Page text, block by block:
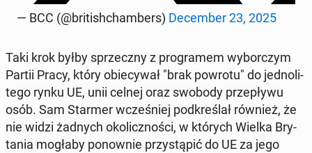
— BCC (@bri­ti­sh­cham­bers) De­cem­ber 23, 2025
Taki krok byłby sprzecz­ny z pro­gra­mem wy­bor­czym
Partii Pracy, który obie­cy­wał "brak powrotu" do jed­no­li­
te­go rynku UE, unii celnej oraz swobody prze­pły­wu
osób. Sam Starmer wcze­śniej pod­kre­ślał również, że
nie widzi żadnych oko­licz­no­ści, w których Wielka Bry­
ta­nia mogłaby po­now­nie przy­stą­pić do UE za jego